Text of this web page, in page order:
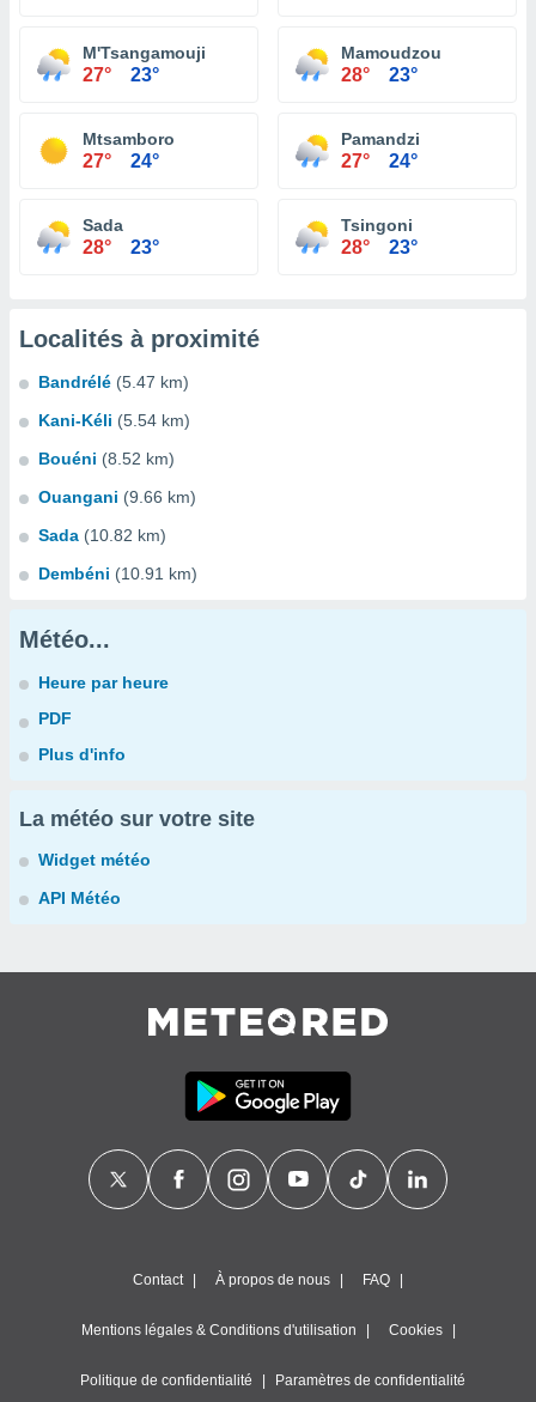
M'Tsangamouji
27° 23°
Mamoudzou
28° 23°
Mtsamboro
27° 24°
Pamandzi
27° 24°
Sada
28° 23°
Tsingoni
28° 23°
Localités à proximité
Bandrélé (5.47 km)
Kani-Kéli (5.54 km)
Bouéni (8.52 km)
Ouangani (9.66 km)
Sada (10.82 km)
Dembéni (10.91 km)
Météo...
Heure par heure
PDF
Plus d'info
La météo sur votre site
Widget météo
API Météo
Contact À propos de nous FAQ
Mentions légales & Conditions d'utilisation Cookies
Politique de confidentialité Paramètres de confidentialité